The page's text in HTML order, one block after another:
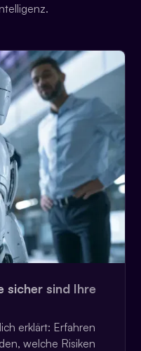
sicher sind Ihre
erklärt: Erfahren
welche Risiken